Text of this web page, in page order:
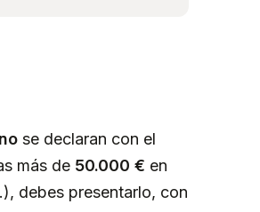
no se declaran con el
más de 50.000 € en
debes presentarlo, con